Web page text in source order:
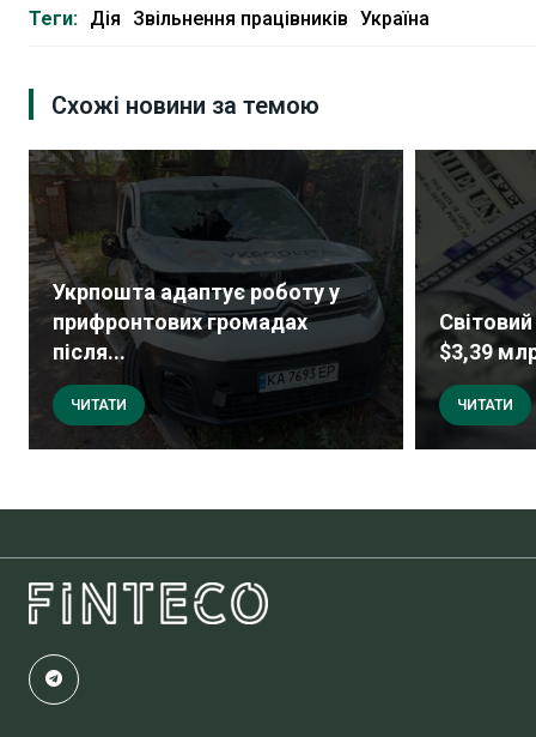
Теги: Дія Звільнення працівників Україна
Схожі новини за темою
Укрпошта адаптує роботу у
прифронтових громадах
після...
ЧИТАТИ
$3,39
ЧИТАТИ